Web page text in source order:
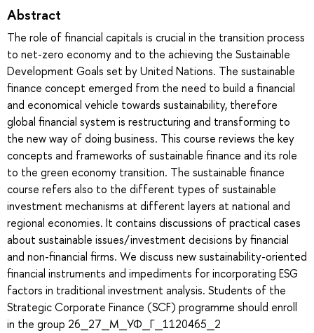
Abstract
The role of financial capitals is crucial in the transition process
to net-zero economy and to the achieving the Sustainable
Development Goals set by United Nations. The sustainable
finance concept emerged from the need to build a financial
and economical vehicle towards sustainability, therefore
global financial system is restructuring and transforming to
the new way of doing business. This course reviews the key
concepts and frameworks of sustainable finance and its role
to the green economy transition. The sustainable finance
course refers also to the different types of sustainable
investment mechanisms at different layers at national and
regional economies. It contains discussions of practical cases
about sustainable issues/investment decisions by financial
and non-financial firms. We discuss new sustainability-oriented
financial instruments and impediments for incorporating ESG
factors in traditional investment analysis. Students of the
Strategic Corporate Finance (SCF) programme should enroll
in the group 26_27_М_УФ_Г_1120465_2